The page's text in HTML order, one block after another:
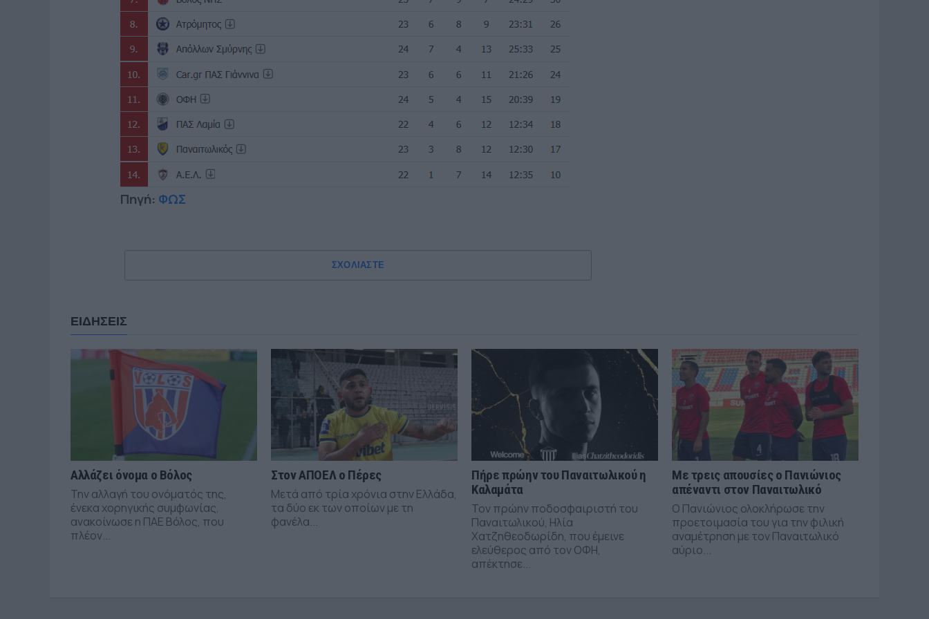
Πηγή: ΦΩΣ
ΣΧΟΛΙΑΣΤΕ
ΕΙΔΗΣΕΙΣ
Αλλάζει όνομα ο Βόλος
Την αλλαγή του ονόματός της,
ένεκα χορηγικής συμφωνίας,
ανακοίνωσε η ΠΑΕ Βόλος, που
πλέον...
Στον ΑΠΟΕΛ ο Πέρες
Μετά από τρία χρόνια στην Ελλάδα,
τα δύο εκ των οποίων με τη
φανέλα...
Πήρε πρώην του Παναιτωλικού η
Καλαμάτα
Τον πρώην ποδοσφαιριστή του
Παναιτωλικού, Ηλία
Χατζηθεοδωρίδη, που έμεινε
ελεύθερος από τον ΟΦΗ,
απέκτησε...
Με τρεις απουσίες ο Πανιώνιος
απέναντι στον Παναιτωλικό
Ο Πανιώνιος ολοκλήρωσε την
προετοιμασία του για την φιλική
αναμέτρηση με τον Παναιτωλικό
αύριο...